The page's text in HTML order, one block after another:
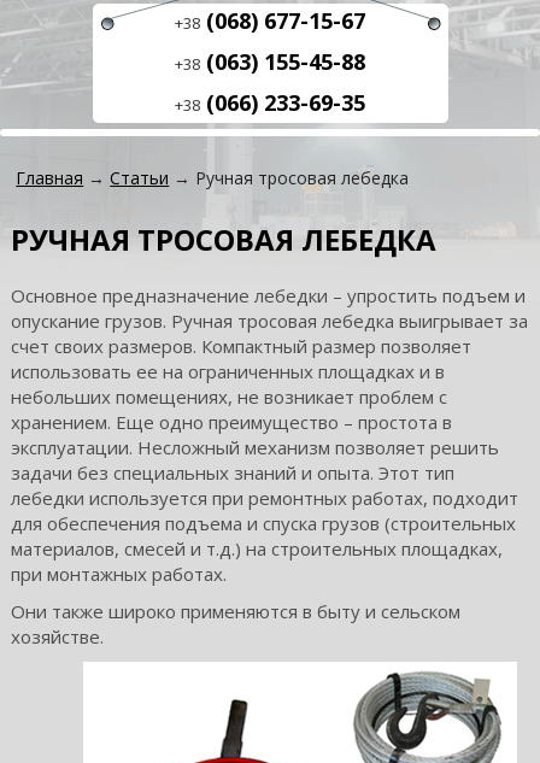
+38 (068) 677-15-67
+38 (063) 155-45-88
+38 (066) 233-69-35
Главная →Статьи → Ручная тросовая лебедка
РУЧНАЯ ТРОСОВАЯ ЛЕБЕДКА
Основное предназначение лебедки – упростить подъем и
опускание грузов. Ручная тросовая лебедка выигрывает за
счет своих размеров. Компактный размер позволяет
использовать ее на ограниченных площадках и в
небольших помещениях, не возникает проблем с
хранением. Еще одно преимущество – простота в
эксплуатации. Несложный механизм позволяет решить
задачи без специальных знаний и опыта. Этот тип
лебедки используется при ремонтных работах, подходит
для обеспечения подъема и спуска грузов (строительных
материалов, смесей и т.д.) на строительных площадках,
при монтажных работах.
Они также широко применяются в быту и сельском
хозяйстве.